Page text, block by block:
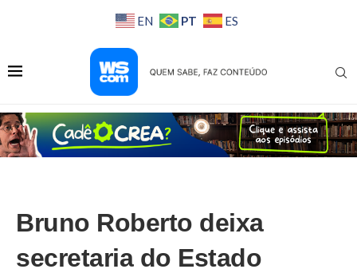
EN PT ES
Bruno Roberto deixa
secretaria do Estado